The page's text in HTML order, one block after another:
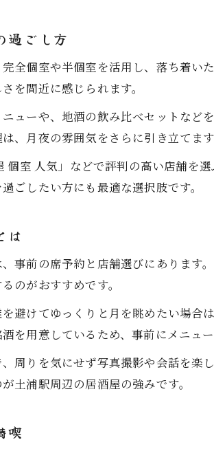
居酒屋で叶う大人の月見時
居酒屋選びに迷ったときのポイン
土浦駅 居酒屋 ランキングを
土浦市 居酒屋 ランキングで
駅近の居酒屋を選ぶ時のチ
居酒屋で堪能する土浦の旬
居酒屋で叶う土浦の味覚と
完全個室で過ごす季節感あふれる
居酒屋の完全個室で月見と
土浦 居酒屋 完全個室で楽し
過ごし方
全個室や半個室を活用し、落ち着
を間近に感じられます。
ューや、地酒の飲み比べセットなど
、月夜の雰囲気をさらに引き立てます
個室 人気」などで評判の高い店舗を
ごしたい方にも最適な選択肢です。
は
事前の席予約と店舗選びにあります
のがおすすめです。
避けてゆっくりと月を眺めたい場
を用意しているため、事前にメニュ
周りを気にせず写真撮影や会話を楽
土浦駅周辺の居酒屋の強みです。
喫
お気軽にお問い合わせくだ
お気軽にお問い合わせくだ